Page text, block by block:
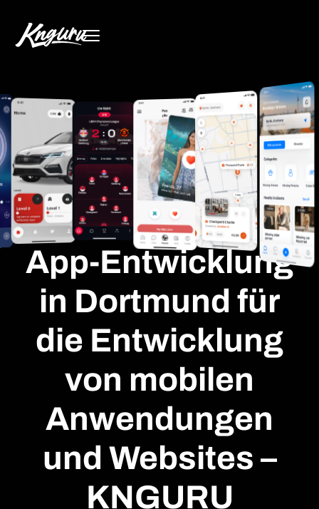
App-Entwicklung
in Dortmund für
die Entwicklung
von mobilen
Anwendungen
und Websites –
KNGURU